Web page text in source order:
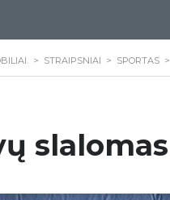
> STRAIPSNIAI > SPORTAS >
slalomas